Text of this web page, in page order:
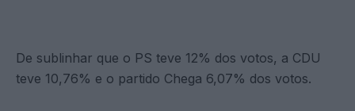
De sublinhar que o PS teve 12% dos votos, a CDU
teve 10,76% e o partido Chega 6,07% dos votos.